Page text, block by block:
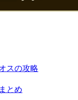
スの攻略
とめ